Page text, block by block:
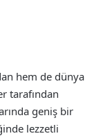
hem de dünya
tarafından
geniş bir
lezzetli